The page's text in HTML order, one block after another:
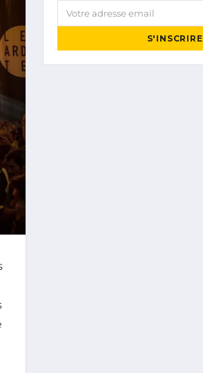
Votre adresse email
S'INSCRIRE